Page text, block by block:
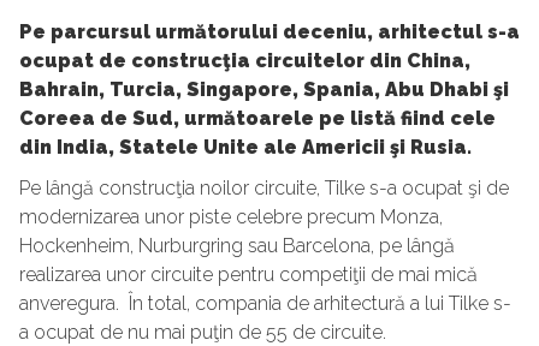
Pe parcursul următorului deceniu, arhitectul s-a
ocupat de construcţia circuitelor din China,
Bahrain, Turcia, Singapore, Spania, Abu Dhabi şi
Coreea de Sud, următoarele pe listă fiind cele
din India, Statele Unite ale Americii şi Rusia.
Pe lângă construcţia noilor circuite, Tilke s-a ocupat şi de
modernizarea unor piste celebre precum Monza,
Hockenheim, Nurburgring sau Barcelona, pe lângă
realizarea unor circuite pentru competiţii de mai mică
anveregura. În total, compania de arhitectură a lui Tilke s-
a ocupat de nu mai puţin de 55 de circuite.